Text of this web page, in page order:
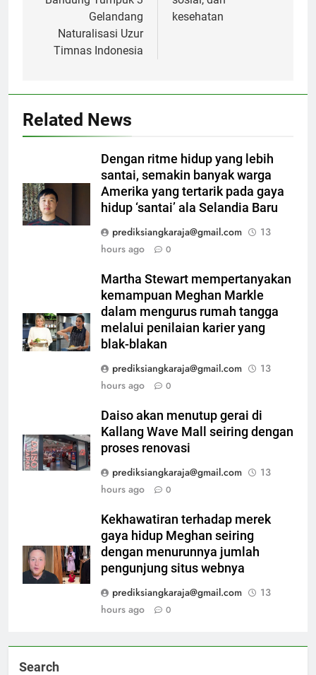
Gelandang
Naturalisasi Uzur
Timnas Indonesia
kesehatan
Related News
Dengan ritme hidup yang lebih
santai, semakin banyak warga
Amerika yang tertarik pada gaya
hidup ‘santai’ ala Selandia Baru
prediksiangkaraja@gmail.com
13
hours ago
0
Martha Stewart mempertanyakan
kemampuan Meghan Markle
dalam mengurus rumah tangga
melalui penilaian karier yang
blak-blakan
prediksiangkaraja@gmail.com
13
hours ago
0
Daiso akan menutup gerai di
Kallang Wave Mall seiring dengan
proses renovasi
prediksiangkaraja@gmail.com
13
hours ago
0
Kekhawatiran terhadap merek
gaya hidup Meghan seiring
dengan menurunnya jumlah
pengunjung situs webnya
prediksiangkaraja@gmail.com
13
hours ago
0
Search